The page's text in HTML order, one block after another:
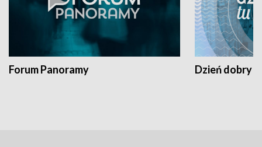
Forum Panoramy Dzień dobry